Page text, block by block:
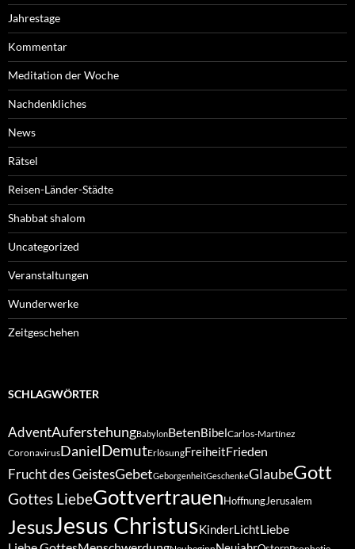
Jahrestage
Kommentar
Meditation der Woche
Nachdenkliches
News
Rätsel
Reisen-Länder-Städte
Shabbat shalom
Uncategorized
Veranstaltungen
Wunderwerke
Zeitgeschehen
SCHLAGWÖRTER
AdventAuferstehungBabylonBetenBibelCarlos-Martínez
CoronavirusDanielDemutErlösungFreiheitFrieden
Frucht des GeistesGebetGeborgenheitGeschenkeGlaubeGott
Gottes LiebeGottvertrauenHoffnungJerusalem
JesusJesus ChristusKinderLichtLiebe